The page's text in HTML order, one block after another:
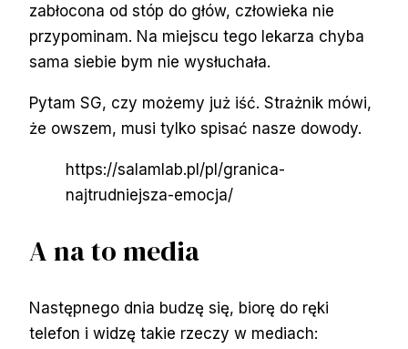
zabłocona od stóp do głów, człowieka nie
przypominam. Na miejscu tego lekarza chyba
sama siebie bym nie wysłuchała.
Pytam SG, czy możemy już iść. Strażnik mówi,
że owszem, musi tylko spisać nasze dowody.
https://salamlab.pl/pl/granica-
najtrudniejsza-emocja/
A na to media
Następnego dnia budzę się, biorę do ręki
telefon i widzę takie rzeczy w mediach: